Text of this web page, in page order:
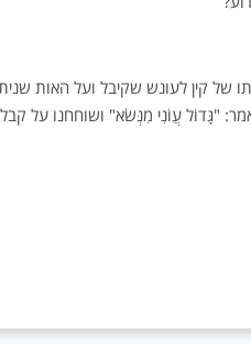
של קין לעונש שקיבל ועל האות
"גָּדוֹל עֲוֺנִי מִנְּשֹׂא" ושוחחנו על